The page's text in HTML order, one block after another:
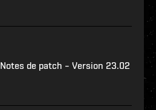
Notes de patch – Version 23.02